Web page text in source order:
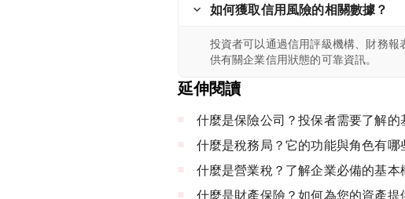
如何獲取信用風險的相關數據？
投資者可以通過信用評級機構、財務
供有關企業信用狀態的可靠資訊。
延伸閱讀
什麼是保險公司？投保者需要了解的
什麼是稅務局？它的功能與角色有哪
什麼是營業稅？了解企業必備的基本
什麼是財產保險？如何為您的資產提